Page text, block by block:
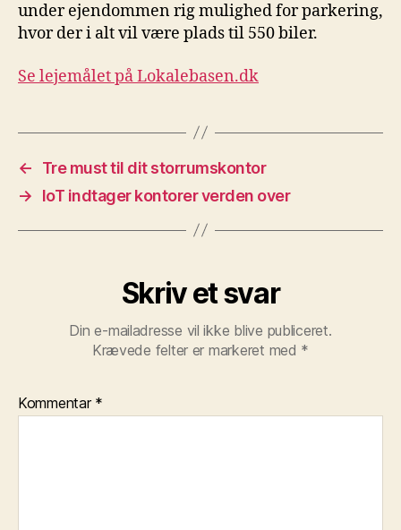
under ejendommen rig mulighed for parkering,
hvor der i alt vil være plads til 550 biler.
Se lejemålet på Lokalebasen.dk
←
Tre must til dit storrumskontor
→
IoT indtager kontorer verden over
Skriv et svar
Din e-mailadresse vil ikke blive publiceret.
Krævede felter er markeret med *
Kommentar *